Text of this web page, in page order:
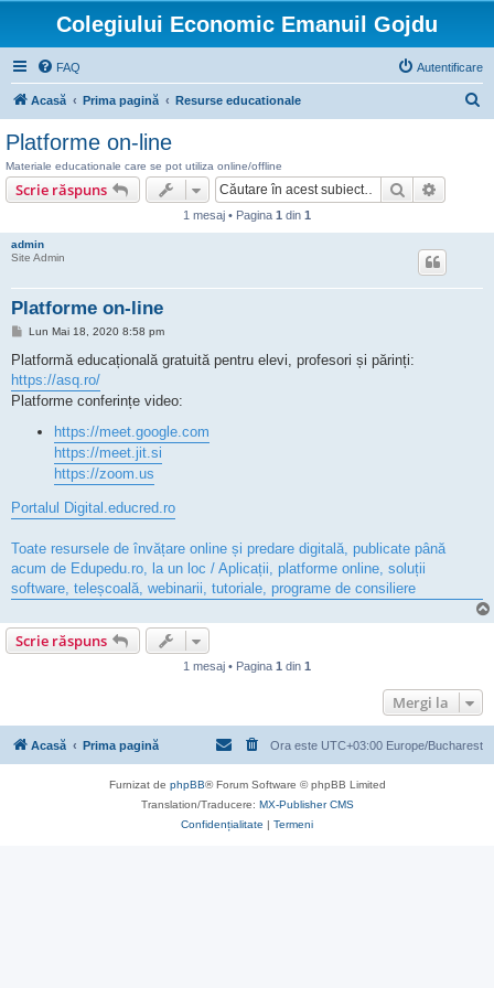
Colegiului Economic Emanuil Gojdu
FAQ Autentificare
Acasă Prima pagină Resurse educationale
r
Platforme on-line
Materiale educationale care se pot utiliza online/offline
Scrie răspuns Căutare
1 mesaj • Pagina 1 din 1
admin
Site Admin
Platforme on-line
M
s
j
Lun Mai 18, 2020 8:58 pm
Platformă educațională gratuită pentru elevi, profesori și părinți:
https://asq.ro/
Platforme conferințe video:
https://meet.google.com
https://meet.jit.si
https://zoom.us
Portalul Digital.educred.ro
Toate resursele de învățare online și predare digitală, publicate până
acum de Edupedu.ro, la un loc / Aplicații, platforme online, soluții
software, teleșcoală, webinarii, tutoriale, programe de consiliere
Scrie răspuns
1 mesaj • Pagina 1 din 1
Mergi la
Acasă Prima pagină Ora este UTC+03:00 Europe/Bucharest
Furnizat de phpBB® Forum Software © phpBB Limited
Translation/Traducere: MX-Publisher CMS
Confidențialitate | Termeni